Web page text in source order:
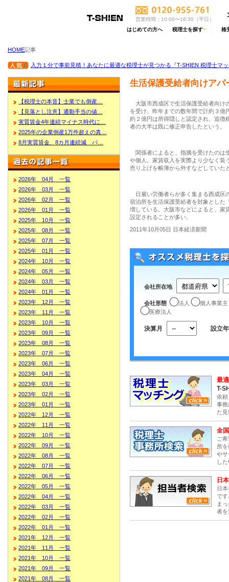
営業時間：10:00〜16:30（平日）
はじめての方へ 税理士を探す 格
HOME記事
入力１分で事前見積！あなたに最適な税理士が見つかる『T-SHIEN 税理士マ
【税理士の本音】士業でも倒産…
【見落とし注意】通勤手当の値…
実質賃金4年連続マイナス時代に…
2025年の企業倒産1万件超えの真…
8月実質賃金、8カ月連続減 パ…
2026年 04月 一覧
2026年 03月 一覧
2026年 02月 一覧
2026年 01月 一覧
2025年 10月 一覧
2025年 08月 一覧
2025年 07月 一覧
2025年 01月 一覧
2024年 10月 一覧
2024年 05月 一覧
2024年 03月 一覧
2024年 01月 一覧
2023年 12月 一覧
2023年 11月 一覧
2023年 10月 一覧
2023年 09月 一覧
2023年 08月 一覧
2023年 07月 一覧
2023年 06月 一覧
2023年 04月 一覧
2023年 03月 一覧
2023年 02月 一覧
2023年 01月 一覧
2022年 12月 一覧
2022年 11月 一覧
2022年 10月 一覧
2022年 09月 一覧
2022年 08月 一覧
2022年 07月 一覧
2022年 06月 一覧
2022年 05月 一覧
2022年 04月 一覧
2022年 03月 一覧
2022年 02月 一覧
2022年 01月 一覧
2021年 12月 一覧
2021年 11月 一覧
2021年 10月 一覧
2021年 09月 一覧
2021年 08月 一覧
生活保護受給者向けア
大阪市西成区で生活保護受給者向け
を受け、昨年までの数年間で計約３億
約２億円は所得隠しと認定され、追徴
者の大半は既に修正申告したという。
関係者によると、指摘を受けたのは
や個人。家賃収入を実際より少なく装
売り上げを帳簿から外すなどしていた
日雇い労働者らが多く集まる西成区
宿泊所を生活保護受給者を対象とした
増している。大阪市などによると、家
設定されることが多い。
2011年10月05日 日本経済新聞
会社所在地
会社形態 法人
個人事業主
医療法人
決算月 設立年
最適
T-
依頼
事務
た
全
ご
所
やサ
し
日
日
です
ま
者を